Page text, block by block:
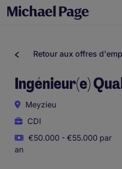
Retour aux offres
Ingénieur(e)
Meyzieu
CDI
€50.000 - €55.000 par
an